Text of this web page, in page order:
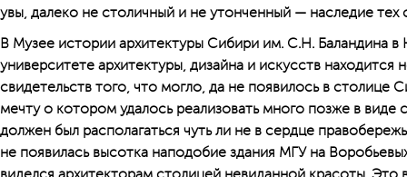
увы, далеко не столичный и не утонченный — наследие тех
В Музее истории архитектуры Сибири им. С.Н. Баландина
университете архитектуры, дизайна и искусств находится
свидетельств того, что могло, да не появилось в столице
мечту о котором удалось реализовать много позже в виде
должен был располагаться чуть ли не в сердце
не появилась высотка наподобие здания МГУ на